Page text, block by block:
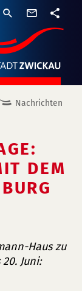
Nachrichten
DEM
Haus zu
Juni: